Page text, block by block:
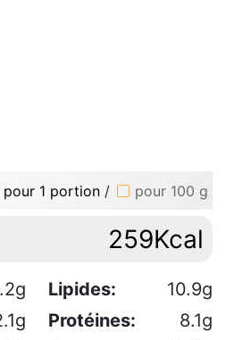
pour 1 portion / pour 100 g
259Kcal
Lipides:
10.9g
Protéines:
8.1g